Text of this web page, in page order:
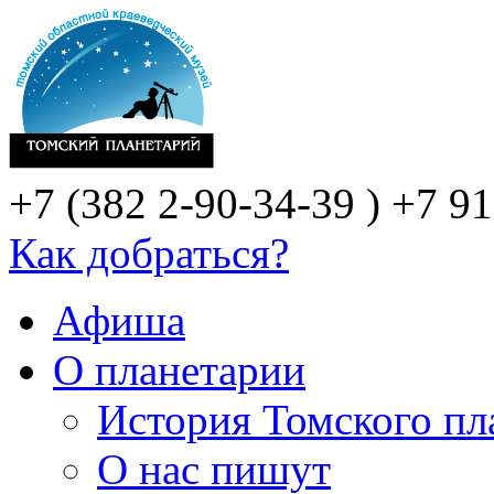
+7 (382 2-90-34-39 ) +7
Как добраться?
Афиша
О планетарии
История Томского
О нас пишут